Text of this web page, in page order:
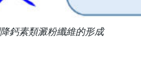
鈣素類澱粉纖維的形成